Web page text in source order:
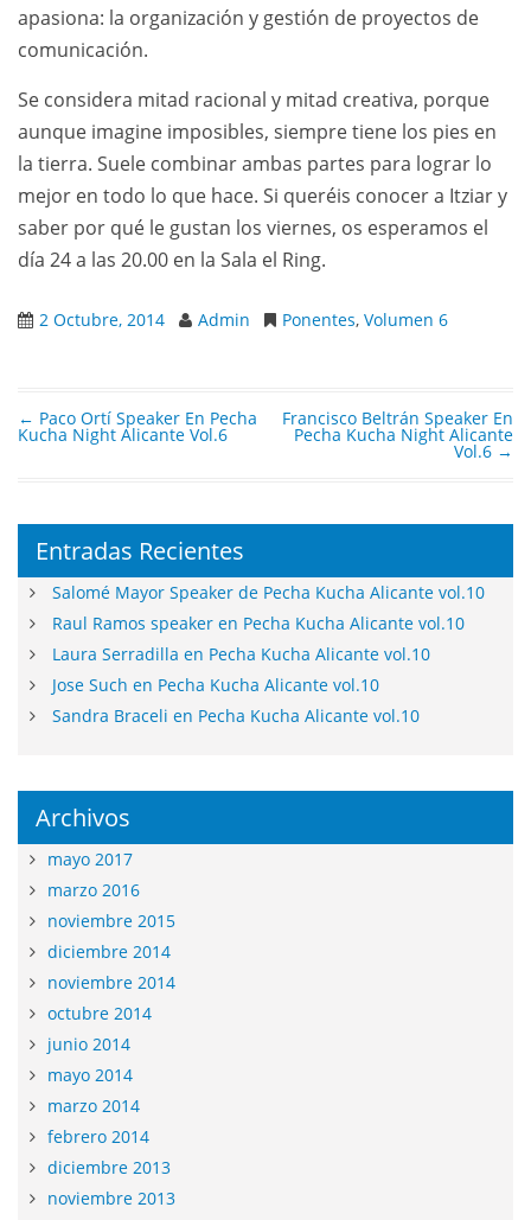
apasiona: la organización y gestión de proyectos de
comunicación.
Se considera mitad racional y mitad creativa, porque
aunque imagine imposibles, siempre tiene los pies en
la tierra. Suele combinar ambas partes para lograr lo
mejor en todo lo que hace. Si queréis conocer a Itziar y
saber por qué le gustan los viernes, os esperamos el
día 24 a las 20.00 en la Sala el Ring.
2 Octubre, 2014 Admin Ponentes, Volumen 6
Post navigation
← Paco Ortí Speaker En Pecha
Kucha Night Alicante Vol.6
Francisco Beltrán Speaker En
Pecha Kucha Night Alicante
Vol.6 →
Entradas Recientes
Salomé Mayor Speaker de Pecha Kucha Alicante vol.10
Raul Ramos speaker en Pecha Kucha Alicante vol.10
Laura Serradilla en Pecha Kucha Alicante vol.10
Jose Such en Pecha Kucha Alicante vol.10
Sandra Braceli en Pecha Kucha Alicante vol.10
Archivos
mayo 2017
marzo 2016
noviembre 2015
diciembre 2014
noviembre 2014
octubre 2014
junio 2014
mayo 2014
marzo 2014
febrero 2014
diciembre 2013
noviembre 2013